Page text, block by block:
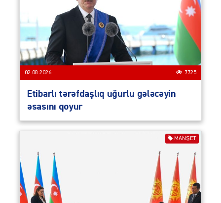
02.08.2026 7725
Etibarlı tərəfdaşlıq uğurlu gələcəyin
əsasını qoyur
MANŞET